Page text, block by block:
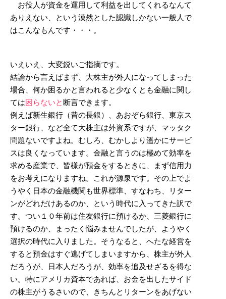
お役人が資金を運用して利益を出してくれるなんて
ありえない、という漠然とした認識しかない一般人で
はこんなもんです・・・。
いえいえ、大変鋭いご指摘です。
結論から言えばまず、大株主が外人になってしまった
場合、何か困るかと言われると少なくとも金融に関し
ては困らないと断言できます。
例えば新生銀行（昔の長銀）、あおぞら銀行、東京ス
ター銀行、など全て大株主は外資系ですが、マッタク
問題ないですよね。むしろ、むかしより遥かにサービ
スは良くなっています。金融と言うのは極めて効率を
求める産業で、皆様が預金をするときに、まず信用力
をお考えになりますね。これが源泉です。その上でよ
うやく日本の金融機関も世界標準、すなわち、リター
ンがどれだけあるのか、という時代に入ってきた訳で
す。つい１０年前は住友銀行に預けるか、三菱銀行に
預けるのか、まったく悩みませんでしたが、ようやく
選択の時代に入りました。そうなると、へたな経営を
すると預金はすぐ逃げてしまいますから、株主が外人
だろうが、日本人だろうが、効率を追及せざるを得な
い。特にアメリカ資本であれば、お金を出したサイド
の株主がうるさいので、きちんとリターンをあげない